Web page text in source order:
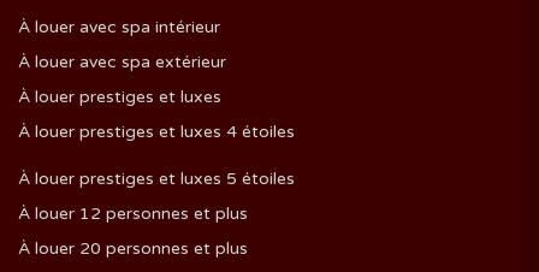
À louer avec spa intérieur
À louer avec spa extérieur
À louer prestiges et luxes
À louer prestiges et luxes 4 étoiles
À louer prestiges et luxes 5 étoiles
À louer 12 personnes et plus
À louer 20 personnes et plus